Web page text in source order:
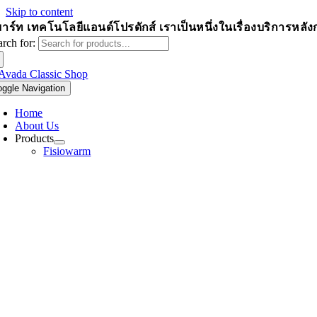
Skip to content
ร์ท เทคโนโลยีแอนด์โปรดักส์ เราเป็นหนึ่งในเรื่องบริการหลั
for:
Navigation
Home
About Us
Products
Fisiowarm